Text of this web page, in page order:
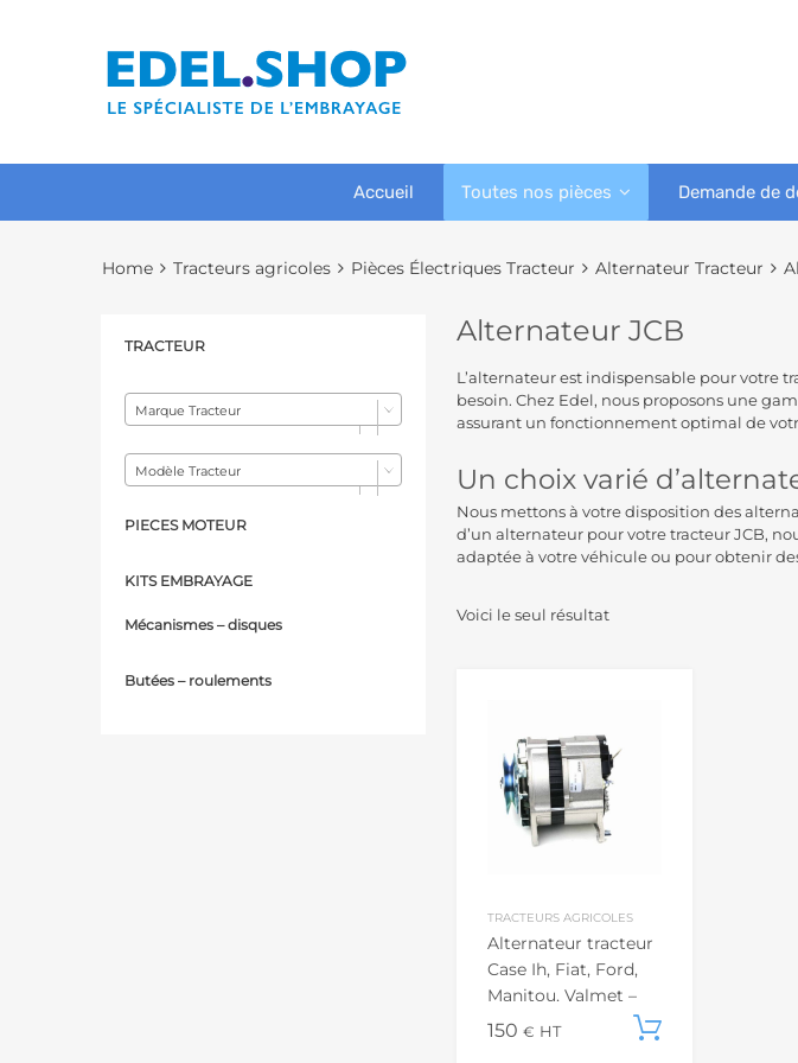
Accueil Toutes nos pièces Demande de
Home Tracteurs agricoles Pièces Électriques Tracteur Alternateur Tracteur
Alternateur JCB
L’alternateur est indispensable pour votre
besoin. Chez Edel, nous proposons une
assurant un fonctionnement optimal de
Un choix varié
Nous mettons à votre disposition des
d’un alternateur pour votre tracteur JCB,
adaptée à votre véhicule ou pour obtenir
Voici le seul résultat
TRACTEURS AGRICOLES
Alternateur tracteur
Case Ih, Fiat, Ford,
Manitou, Valmet –
14V/65A
150 € HT
TRACTEUR
Marque Tracteur
Modèle Tracteur
PIECES MOTEUR
KITS EMBRAYAGE
Mécanismes – disques
Butées – roulements